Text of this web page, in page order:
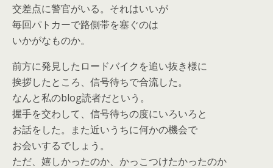
交差点に警官がいる。それはいいが
毎回パトカーで路側帯を塞ぐのは
いかがなものか。
前方に発見したロードバイクを追い抜き様に
挨拶したところ、信号待ちで合流した。
なんと私のblog読者だという。
握手を交わして、信号待ちの度にいろいろと
お話をした。また近いうちに何かの機会で
お会いするでしょう。
ただ、嬉しかったのか、かっこつけたかったのか